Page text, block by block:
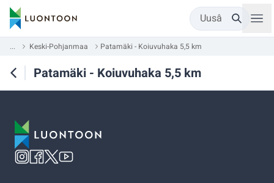
Uusâ
... Keski-Pohjanmaa Patamäki - Koiuvuhaka 5,5 km
Patamäki - Koiuvuhaka 5,5 km